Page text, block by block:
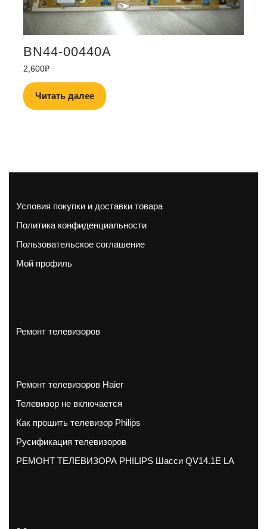
BN44-00440A
2,600₽
Читать далее
Условия покупки и доставки товара
Политика конфиденциальности
Пользовательское соглашение
Мой профиль
Ремонт телевизоров
Ремонт телевизоров Haier
Телевизор не включается
Как прошить телевизор Philips
Русификация телевизоров
РЕМОНТ ТЕЛЕВИЗОРА PHILIPS Шасси QV14.1E LA